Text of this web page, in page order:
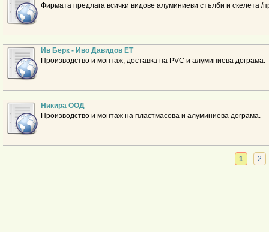
Фирмата предлага всички видове алуминиеви стълби и скелета /
Ив Берк - Иво Давидов ЕТ
Производство и монтаж, доставка на PVC и алуминиева дограма.
Никира ООД
Производство и монтаж на пластмасова и алуминиева дограма.
1 2